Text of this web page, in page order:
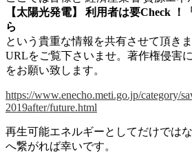
【太陽光発電】 利用者は要Check
ら
という貴重な情報を共有させて頂き
URLをご覧下さいませ。著作権侵害
をお願い致します。
https://www.enecho.meti.go.jp/category/
2019after/future.html
再生可能エネルギーとしてだけでは
へ繋がれば幸いです。